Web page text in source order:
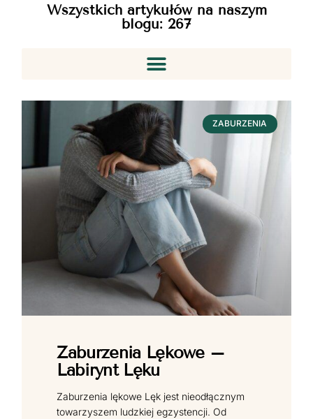
Wszystkich artykułów na naszym
blogu: 267
ZABURZENIA
Zaburzenia Lękowe –
Labirynt Lęku
Zaburzenia lękowe Lęk jest nieodłącznym
towarzyszem ludzkiej egzystencji. Od